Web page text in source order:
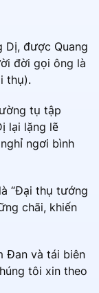
Dị, được Quang
đời gọi ông là
thụ).
tụ tập
lại lặng lẽ
ngơi bình
“Đại thụ tướng
chãi, khiến
Đan và tái biên
tôi xin theo